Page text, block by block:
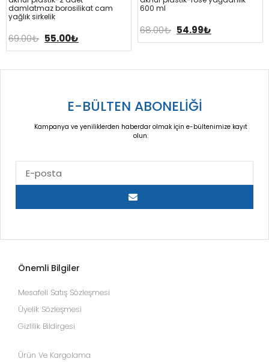
damlatmaz borosi̇li̇kat cam
yağlik si̇rkeli̇k
69.00₺ 55.00₺
600 ml
68.00₺ 54.99₺
E-BÜLTEN ABONELİĞİ
Kampanya ve yeniliklerden haberdar olmak için e-bültenimize kayıt
olun.
Önemli Bilgiler
Mesafeli Satış Sözleşmesi
Üyelik Sözleşmesi
Gizlilik Bildirgesi
Ürün Ve Kargolama